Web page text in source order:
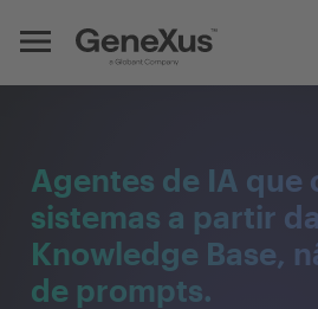
Agentes de IA que
sistemas a partir
Knowledge Base,
de prompts.